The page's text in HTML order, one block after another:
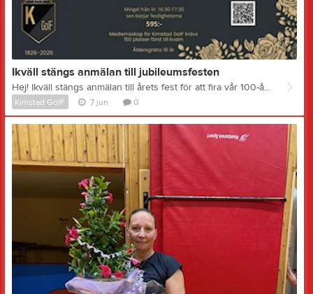
Ikväll stängs anmälan till jubileumsfesten
Hej! Ikväll stängs anmälan till årets fest för att fira vår 100-åring! Vi är nu +100 deltagare anmäla, men platser finns kvar! Först till kvarn: Max 150 platser Kimstad GoIFs 100-årsjubileum lördagen den 13 juni 2026. Vi vill fira 100 år tillsammans med dig! Mer info och anmälan via länken, klicka här eller QR kod i bilden. Mvh Festkommittén Kimstad GoIF 100 år
Kimstad GoIF 7 jun 0